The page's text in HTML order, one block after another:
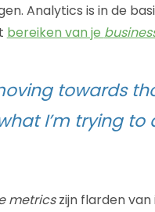
Analytics is in de
bereiken van je
towards
I’m trying to
metricszijn flarden van